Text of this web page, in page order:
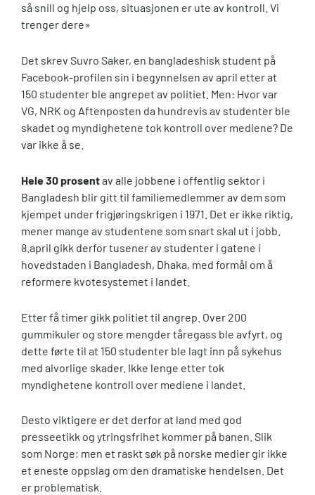
så snill og hjelp oss, situasjonen er ute av kontroll. Vi
trenger dere»
Det skrev Suvro Saker, en bangladeshisk student på
Facebook-profilen sin i begynnelsen av april etter at
150 studenter ble angrepet av politiet. Men: Hvor var
VG, NRK og Aftenposten da hundrevis av studenter ble
skadet og myndighetene tok kontroll over mediene? De
var ikke å se.
Hele 30 prosentav alle jobbene i offentlig sektor i
Bangladesh blir gitt til familiemedlemmer av dem som
kjempet under frigjøringskrigen i 1971. Det er ikke riktig,
mener mange av studentene som snart skal ut i jobb.
8.april gikk derfor tusener av studenter i gatene i
hovedstaden i Bangladesh, Dhaka, med formål om å
reformere kvotesystemet i landet.
Etter få timer gikk politiet til angrep. Over 200
gummikuler og store mengder tåregass ble avfyrt, og
dette førte til at 150 studenter ble lagt inn på sykehus
med alvorlige skader. Ikke lenge etter tok
myndighetene kontroll over mediene i landet.
Desto viktigere er det derfor at land med god
presseetikk og ytringsfrihet kommer på banen. Slik
som Norge; men et raskt søk på norske medier gir ikke
et eneste oppslag om den dramatiske hendelsen. Det
er problematisk.